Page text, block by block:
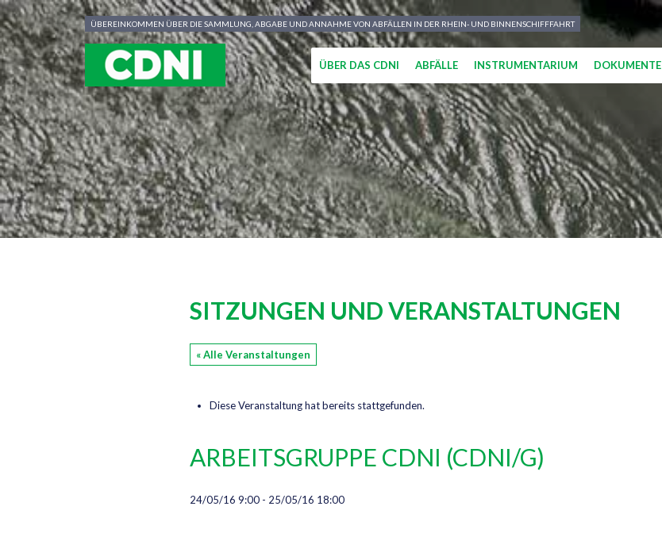
ÜBEREINKOMMEN ÜBER DIE SAMMLUNG, ABGABE UND ANNAHME VON ABFÄLLEN IN DER RHEIN- UND BINNENSCHIFFFAHRT
ÜBER DAS CDNI ABFÄLLE INSTRUMENTARIUM DOKUMENTE
SITZUNGEN UND VERANSTALTUNGEN
« Alle Veranstaltungen
Diese Veranstaltung hat bereits stattgefunden.
ARBEITSGRUPPE CDNI (CDNI/G)
24/05/16 9:00- 25/05/16 18:00
Cookie-Einstellungen